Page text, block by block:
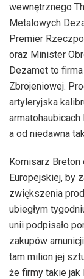
wewnętrznego
Metalowych
Premier
oraz Minister
Dezamet to
Zbrojeniowej.
artyleryjska
a od niedawna
Komisarz Breton
Europejskiej, by
zwiększenia
ubiegłym
unii podpisało
zakupów
tam milion jej
że firmy takie jak